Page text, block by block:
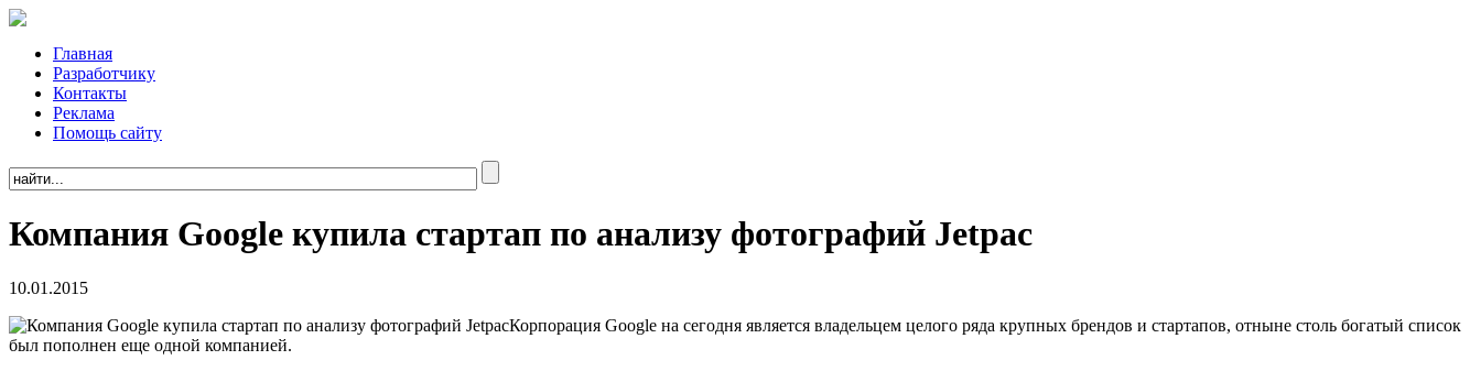
Главная
Разработчику
Контакты
Реклама
Помощь сайту
Компания Google купила стартап по анализу фотографий Jetpac
10.01.2015
Корпорация Google на сегодня является владельцем целого ряда крупных брендов и стартапов, отныне столь богатый список
был пополнен еще одной компанией.